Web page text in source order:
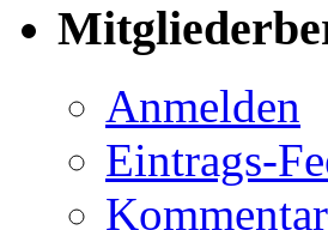
Anmelden
Eintrags-